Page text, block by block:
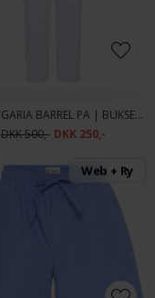
ICHI - IHGARIA BARREL PA | BUKSER LIGHT BLUE STRIPE
DKK 500,- DKK 250,-
Web + Ry